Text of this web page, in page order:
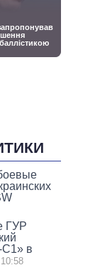
ГУР
С1» в